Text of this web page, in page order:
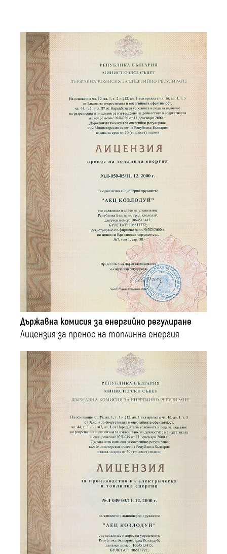
Държавна комисия за енергийно регулиране
Лицензия за пренос на топлинна енергия